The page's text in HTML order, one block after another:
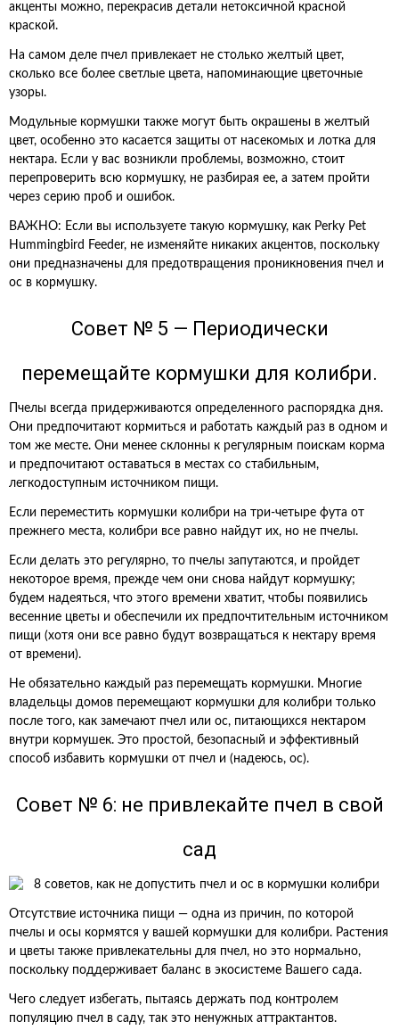
акценты можно, перекрасив детали нетоксичной красной
краской.
На самом деле пчел привлекает не столько желтый цвет,
сколько все более светлые цвета, напоминающие цветочные
узоры.
Модульные кормушки также могут быть окрашены в желтый
цвет, особенно это касается защиты от насекомых и лотка для
нектара. Если у вас возникли проблемы, возможно, стоит
перепроверить всю кормушку, не разбирая ее, а затем пройти
через серию проб и ошибок.
ВАЖНО: Если вы используете такую кормушку, как Perky Pet
Hummingbird Feeder, не изменяйте никаких акцентов, поскольку
они предназначены для предотвращения проникновения пчел и
ос в кормушку.
Совет № 5 — Периодически
перемещайте кормушки для колибри.
Пчелы всегда придерживаются определенного распорядка дня.
Они предпочитают кормиться и работать каждый раз в одном и
том же месте. Они менее склонны к регулярным поискам корма
и предпочитают оставаться в местах со стабильным,
легкодоступным источником пищи.
Если переместить кормушки колибри на три-четыре фута от
прежнего места, колибри все равно найдут их, но не пчелы.
Если делать это регулярно, то пчелы запутаются, и пройдет
некоторое время, прежде чем они снова найдут кормушку;
будем надеяться, что этого времени хватит, чтобы появились
весенние цветы и обеспечили их предпочтительным источником
пищи (хотя они все равно будут возвращаться к нектару время
от времени).
Не обязательно каждый раз перемещать кормушки. Многие
владельцы домов перемещают кормушки для колибри только
после того, как замечают пчел или ос, питающихся нектаром
внутри кормушек. Это простой, безопасный и эффективный
способ избавить кормушки от пчел и (надеюсь, ос).
Совет № 6: не привлекайте пчел в свой
сад
Отсутствие источника пищи — одна из причин, по которой
пчелы и осы кормятся у вашей кормушки для колибри. Растения
и цветы также привлекательны для пчел, но это нормально,
поскольку поддерживает баланс в экосистеме Вашего сада.
Чего следует избегать, пытаясь держать под контролем
популяцию пчел в саду, так это ненужных аттрактантов.